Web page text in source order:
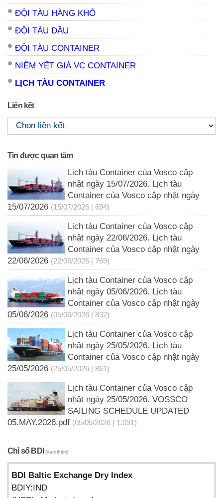
ĐỘI TÀU HÀNG KHÔ
ĐỘI TÀU DẦU
ĐỘI TÀU CONTAINER
NIÊM YẾT GIÁ VC CONTAINER
LỊCH TÀU CONTAINER
Liên kết
Tin được quan tâm
Lịch tàu Container của Vosco cập
nhật ngày 15/07/2026. Lịch tàu
Container của Vosco cập nhật ngày
15/07/2026 (15/07/2026 | 694)
Lịch tàu Container của Vosco cập
nhật ngày 22/06/2026. Lịch tàu
Container của Vosco cập nhật ngày
22/06/2026 (22/06/2026 | 769)
Lịch tàu Container của Vosco cập
nhật ngày 05/06/2026. Lịch tàu
Container của Vosco cập nhật ngày
05/06/2026 (05/06/2026 | 832)
Lịch tàu Container của Vosco cập
nhật ngày 25/05/2026. Lịch tàu
Container của Vosco cập nhật ngày
25/05/2026 (25/05/2026 | 861)
Lịch tàu Container của Vosco cập
nhật ngày 25/05/2026. VOSSCO
SAILING SCHEDULE UPDATED
05.MAY.2026.pdf (05/05/2026 | 1,091)
Chỉ số BDI(Xem thêm)
BDI Baltic Exchange Dry Index
BDIY:IND